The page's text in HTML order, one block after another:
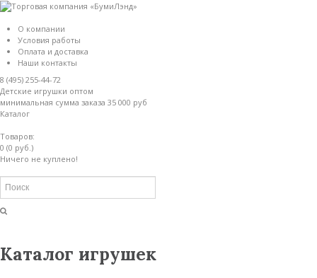
О компании
Условия работы
Оплата и доставка
Наши контакты
8 (495) 255-44-72
Детские игрушки оптом
минимальная сумма заказа 35 000 руб
Каталог
Товаров:
0 (0 руб.)
Ничего не куплено!
Каталог игрушек